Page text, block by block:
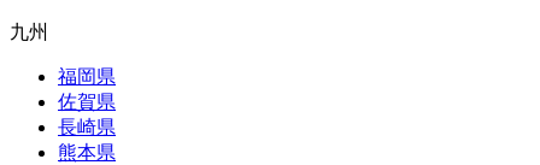
九州
福岡県
佐賀県
長崎県
熊本県